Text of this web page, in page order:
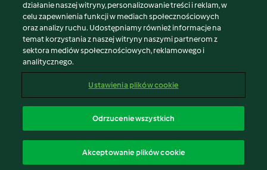
Warunki korzystania
Polityka prywatności
Disclaimer
Znak wydawcy
Zgłoś treść
Oświadczenie o dostępności
działanie naszej witryny, personalizowanie treści i reklam, w
celu zapewnienia funkcji w mediach społecznościowych
oraz analizy ruchu. Udostępniamy również informacje na
temat korzystania z naszej witryny naszymi partnerom z
sektora mediów społecznościowych, reklamowego i
analitycznego.
Ustawienia plików cookie
Odrzucenie wszystkich
Akceptowanie plików cookie